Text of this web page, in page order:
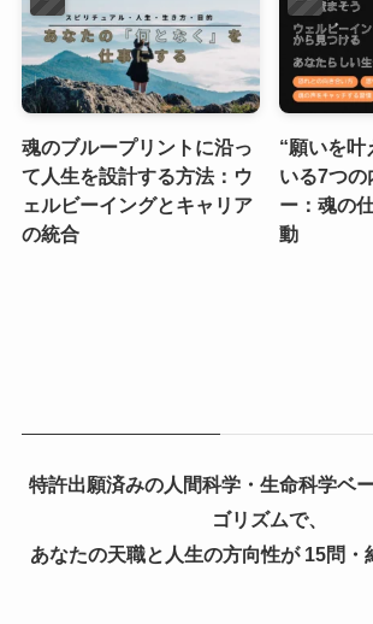
魂のブループリントに沿っ
て人生を設計する方法：ウ
ェルビーイングとキャリア
の統合
“願いを叶
いる7つの
ー：魂の
動
特許出願済みの人間科学・生命科学ベ
ゴリズムで、
あなたの天職と人生の方向性が 15問・